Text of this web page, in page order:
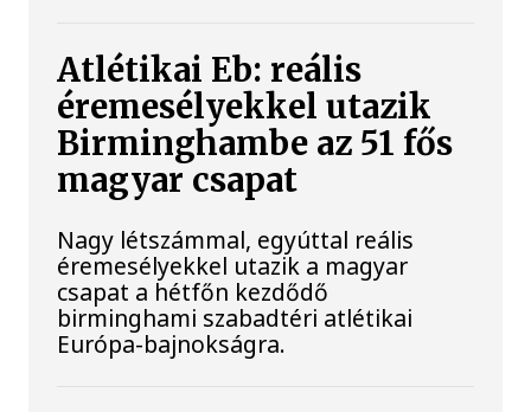
Atlétikai Eb: reális
éremesélyekkel utazik
Birminghambe az 51 fős
magyar csapat
Nagy létszámmal, egyúttal reális
éremesélyekkel utazik a magyar
csapat a hétfőn kezdődő
birminghami szabadtéri atlétikai
Európa-bajnokságra.